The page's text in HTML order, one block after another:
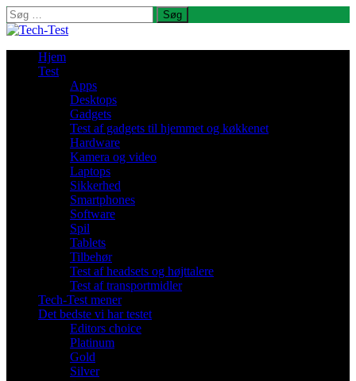
Søg
efter:
Hjem
Test
Apps
Desktops
Gadgets
Test af gadgets til hjemmet og køkkenet
Hardware
Kamera og video
Laptops
Sikkerhed
Smartphones
Software
Spil
Tablets
Tilbehør
Test af headsets og højttalere
Test af transportmidler
Tech-Test mener
Det bedste vi har testet
Editors choice
Platinum
Gold
Silver